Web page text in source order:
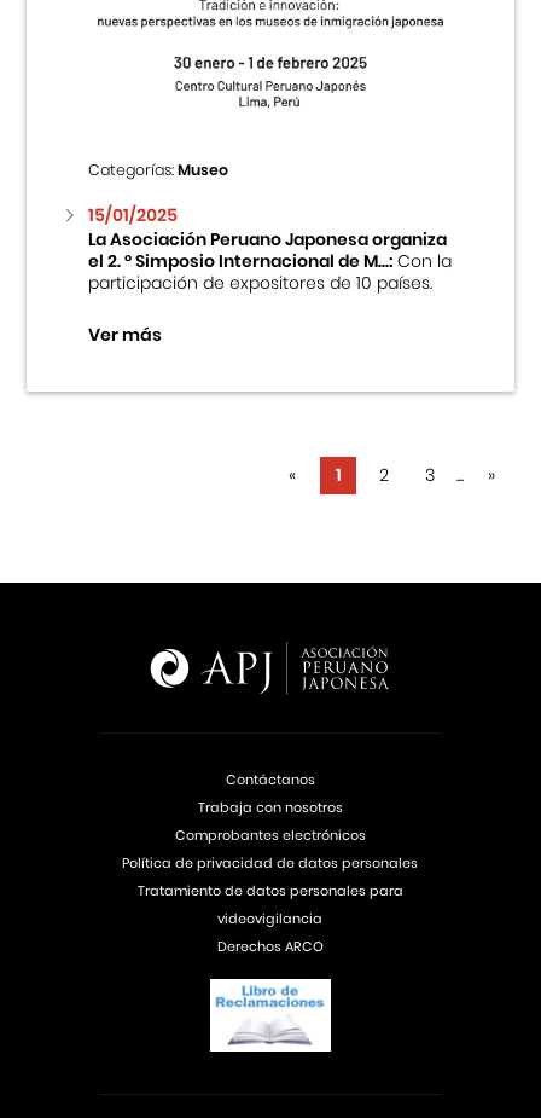
Categorías:Museo
15/01/2025
La Asociación Peruano Japonesa organiza
el 2. ° Simposio Internacional de M...:Con la
participación de expositores de 10 países.
Ver más
« 1 2 3 ... »
Contáctanos
Trabaja con nosotros
Comprobantes electrónicos
Política de privacidad de datos personales
Tratamiento de datos personales para
videovigilancia
Derechos ARCO